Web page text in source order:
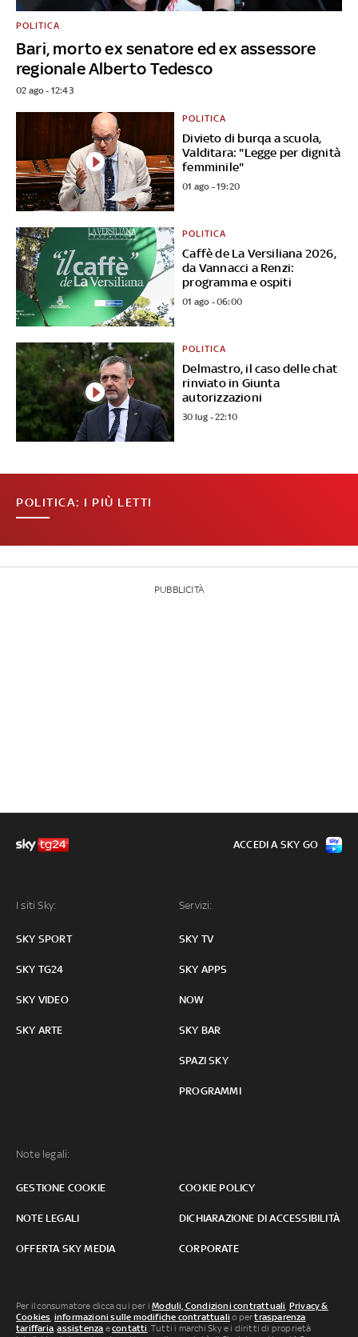
Bari, morto ex senatore ed ex assessore
regionale Alberto Tedesco
POLITICA
02 ago - 12:43
Divieto di burqa a scuola,
Valditara: "Legge per dignità
femminile"
POLITICA
01 ago - 19:20
Caffè de La Versiliana 2026,
da Vannacci a Renzi:
programma e ospiti
POLITICA
01 ago - 06:00
Delmastro, il caso delle chat
rinviato in Giunta
autorizzazioni
POLITICA
30 lug - 22:10
POLITICA: I PIÙ LETTI
PUBBLICITÀ
I siti Sky:
SKY SPORT
SKY TG24
SKY VIDEO
SKY ARTE
Servizi:
SKY TV
SKY APPS
NOW
SKY BAR
SPAZI SKY
PROGRAMMI
Note legali:
GESTIONE COOKIE COOKIE POLICY
NOTE LEGALI DICHIARAZIONE DI ACCESSIBILITÀ
OFFERTA SKY MEDIA CORPORATE
ACCEDI A SKY GO
Per il consumatore clicca qui per iModuli, Condizioni contrattuali, Privacy &
Cookies, informazioni sulle modifiche contrattuali o pertrasparenza
tariffaria,assistenza econtatti. Tutti i marchi Sky e i diritti di proprietà